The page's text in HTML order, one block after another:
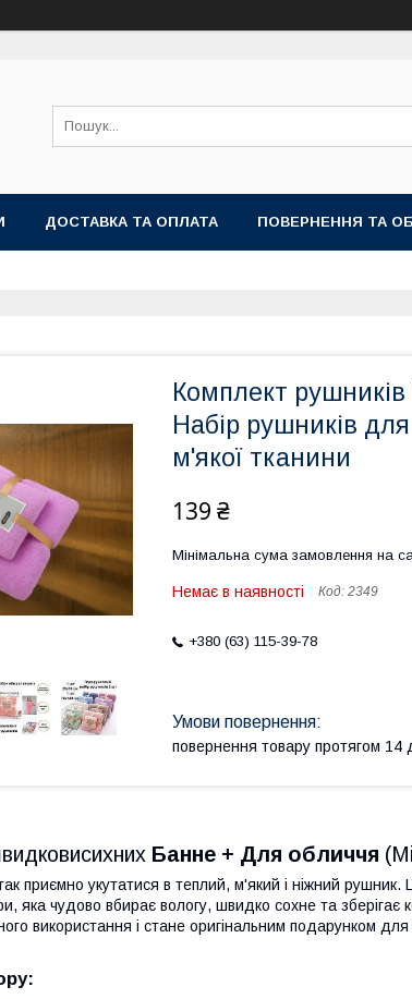
ДОСТАВКА ТА ОПЛАТА ПОВЕРНЕННЯ ТА
Комплект
Набір рушників
м'якої тканини
139 ₴
Мінімальна сума замовлення на
Немає в наявності Код: 2349
+380 (63) 115-39-78
повернення товару протягом 14
Банне + Для обличчя
приємно укутатися в теплий, м'який і ніжний рушник.
яка чудово вбирає вологу, швидко сохне та зберігає
використання і стане оригінальним подарунком для
: